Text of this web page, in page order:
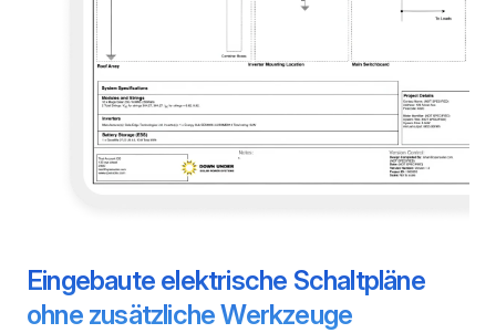
Eingebaute elektrische Schaltpläne
ohne zusätzliche Werkzeuge